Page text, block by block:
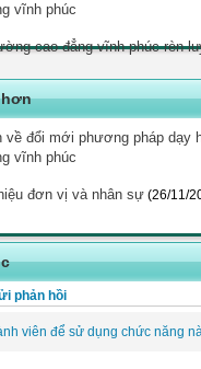
vĩnh phúc
cao đẳng vĩnh phúc rèn
về đổi mới phương pháp
vĩnh phúc
đơn vị và nhân sự (26/11/
phản hồi
viên để sử dụng chức năng